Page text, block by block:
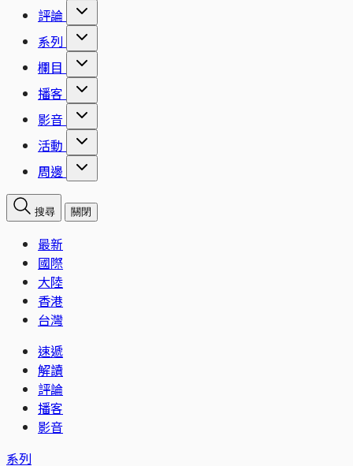
評論
系列
欄目
播客
影音
活動
周邊
搜尋 關閉
最新
國際
大陸
香港
台灣
速遞
解讀
評論
播客
影音
系列